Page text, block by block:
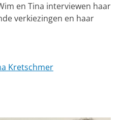
en Tina interviewen haar
verkiezingen en haar
Kretschmer